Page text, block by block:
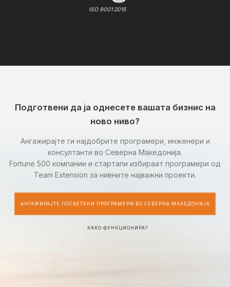
ISO 9001:2015
Подготвени да ја однесете вашата бизнис на
ново ниво?
Ангажирајте ги најдобрите програмери, инженери и
консултанти во Северна Македонија.
Fortune 500 компании и стартапи избираат програмери од
Team Extension за нивните најважни проекти.
АНГАЖИРАЈТЕ ПОСВЕТЕНИ ПРОГРАМЕРИ ВО СЕВЕРНА МАКЕДОНИЈА
КАКО ФУНКЦИОНИРА?